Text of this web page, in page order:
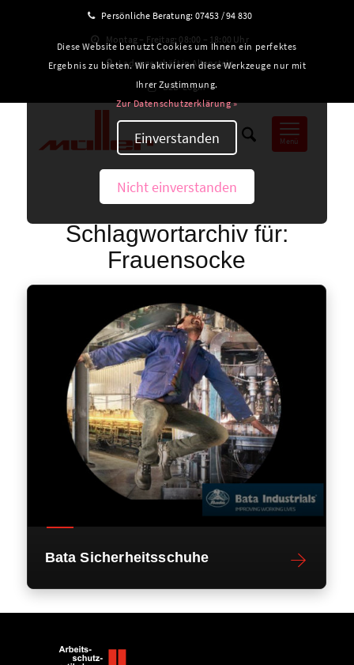
Persönliche Beratung: 07453 / 94 830
Montag – Freitag: 08:00 – 18:00 Uhr
Ladengeschäft in Altensteig
B2B-Login
Menü
Schlagwortarchiv für:
Frauensocke
Bata Sicherheitsschuhe
Diese Website benutzt Cookies um Ihnen ein perfektes
Ergebnis zu bieten. Wir aktivieren diese Werkzeuge nur mit
Ihrer Zustimmung.
Zur Datenschutzerklärung »
Einverstanden
Nicht einverstanden